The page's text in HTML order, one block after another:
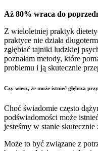
Aż 80% wraca do
Z wieloletniej praktyk
praktyce nie działa
zgłębiać tajniki ludzkiej
poznałam metody, które
problemu i ją skutecznie
Czy wiesz, że może istnieć głębsza
Choć świadomie często
podświadomości może
jesteśmy w stanie
Może to być związane z